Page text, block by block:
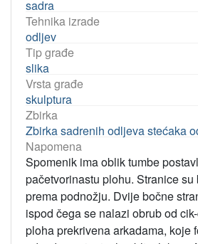
sadra
Tehnika izrade
odljev
Tip građe
slika
Vrsta građe
skulptura
Zbirka
Zbirka sadrenih odljeva stećaka
Napomena
Spomenik ima oblik tumbe
pačetvorinastu plohu. Stranice
prema podnožju. Dvije bočne
ispod čega se nalazi obrub od
ploha prekrivena arkadama, koje